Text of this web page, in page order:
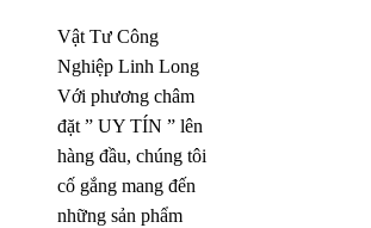
Vật Tư Công
Nghiệp Linh Long
Với phương châm
đặt ” UY TÍN ” lên
hàng đầu, chúng tôi
cố gắng mang đến
những sản phẩm